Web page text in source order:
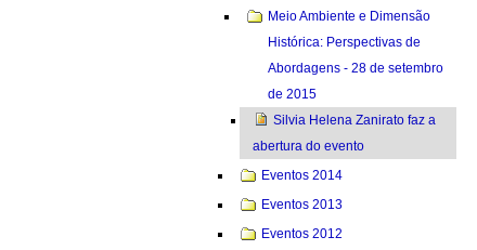
Meio Ambiente e Dimensão
Histórica: Perspectivas de
Abordagens - 28 de setembro
de 2015
Silvia Helena Zanirato faz a
abertura do evento
Eventos 2014
Eventos 2013
Eventos 2012